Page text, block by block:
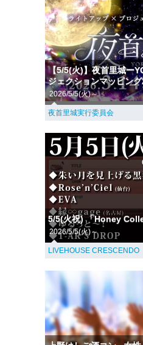
【5/5(火)】夜首里城ー
ジェクションマッピン
2026/5/5(火)～
夜首里城実行委員会
5/5(火祝) 「Honey
2026/5/5(火)～
LIVEHOUSE CRESCENDO